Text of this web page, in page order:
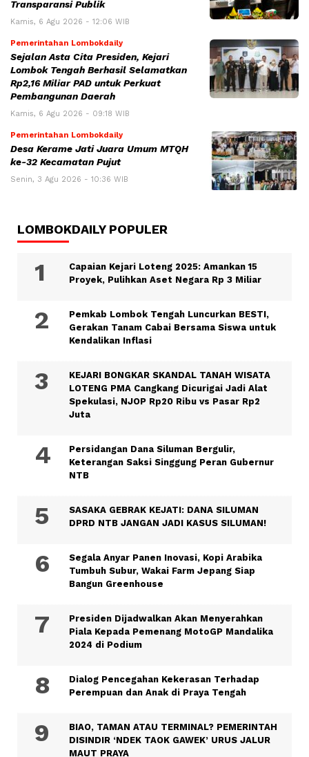
Transparansi Publik
Kamis, 6 Agu 2026 - 12:06 WIB
Pemerintahan Lombokdaily
Sejalan Asta Cita Presiden, Kejari
Lombok Tengah Berhasil Selamatkan
Rp2,16 Miliar PAD untuk Perkuat
Pembangunan Daerah
Kamis, 6 Agu 2026 - 09:18 WIB
Pemerintahan Lombokdaily
Desa Kerame Jati Juara Umum MTQH
ke-32 Kecamatan Pujut
Senin, 3 Agu 2026 - 10:36 WIB
LOMBOKDAILY POPULER
Capaian Kejari Loteng 2025: Amankan 15
Proyek, Pulihkan Aset Negara Rp 3 Miliar
Pemkab Lombok Tengah Luncurkan BESTI,
Gerakan Tanam Cabai Bersama Siswa untuk
Kendalikan Inflasi
KEJARI BONGKAR SKANDAL TANAH WISATA
LOTENG PMA Cangkang Dicurigai Jadi Alat
Spekulasi, NJOP Rp20 Ribu vs Pasar Rp2
Juta
Persidangan Dana Siluman Bergulir,
Keterangan Saksi Singgung Peran Gubernur
NTB
SASAKA GEBRAK KEJATI: DANA SILUMAN
DPRD NTB JANGAN JADI KASUS SILUMAN!
Segala Anyar Panen Inovasi, Kopi Arabika
Tumbuh Subur, Wakai Farm Jepang Siap
Bangun Greenhouse
Presiden Dijadwalkan Akan Menyerahkan
Piala Kepada Pemenang MotoGP Mandalika
2024 di Podium
Dialog Pencegahan Kekerasan Terhadap
Perempuan dan Anak di Praya Tengah
BIAO, TAMAN ATAU TERMINAL? PEMERINTAH
DISINDIR ‘NDEK TAOK GAWEK’ URUS JALUR
MAUT PRAYA